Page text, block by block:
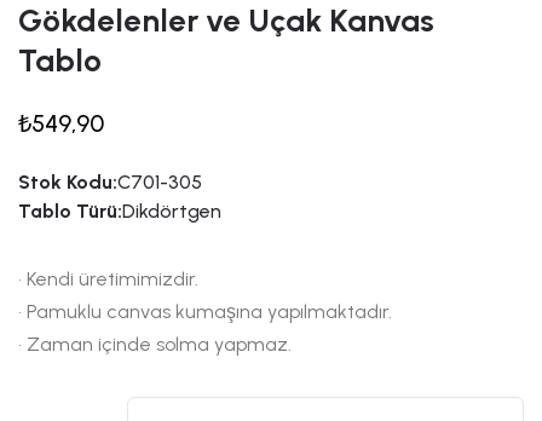
Gökdelenler ve Uçak Kanvas
Tablo
₺549,90
Stok Kodu:C701-305
Tablo Türü:Dikdörtgen
• Kendi üretimimizdir.
• Pamuklu canvas kumaşına yapılmaktadır.
• Zaman içinde solma yapmaz.